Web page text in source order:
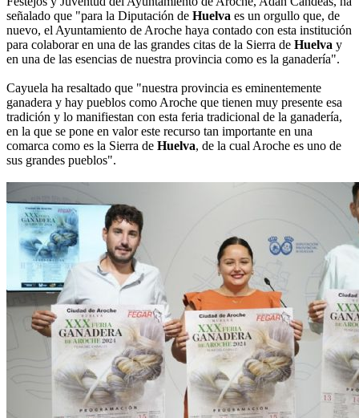
señalado que "para la Diputación de Huelva es un orgullo que, de
nuevo, el Ayuntamiento de Aroche haya contado con esta institución
para colaborar en una de las grandes citas de la Sierra de Huelva y
en una de las esencias de nuestra provincia como es la ganadería".
Cayuela ha resaltado que "nuestra provincia es eminentemente
ganadera y hay pueblos como Aroche que tienen muy presente esa
tradición y lo manifiestan con esta feria tradicional de la ganadería,
en la que se pone en valor este recurso tan importante en una
comarca como es la Sierra de Huelva, de la cual Aroche es uno de
sus grandes pueblos".